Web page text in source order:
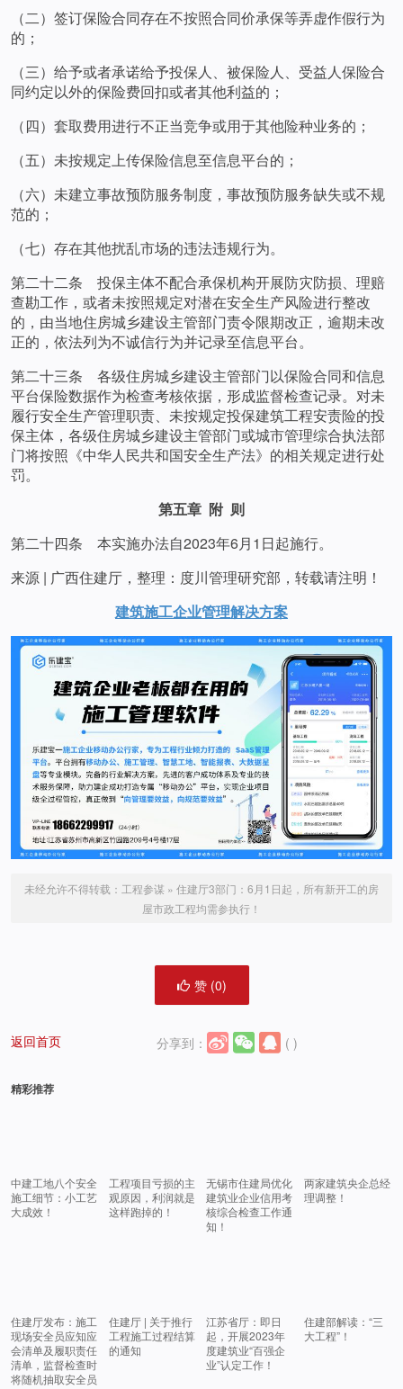
（二）签订保险合同存在不按照合同价承保等弄虚作假行为
的；
（三）给予或者承诺给予投保人、被保险人、受益人保险合
同约定以外的保险费回扣或者其他利益的；
（四）套取费用进行不正当竞争或用于其他险种业务的；
（五）未按规定上传保险信息至信息平台的；
（六）未建立事故预防服务制度，事故预防服务缺失或不规
范的；
（七）存在其他扰乱市场的违法违规行为。
第二十二条 投保主体不配合承保机构开展防灾防损、理赔
查勘工作，或者未按照规定对潜在安全生产风险进行整改
的，由当地住房城乡建设主管部门责令限期改正，逾期未改
正的，依法列为不诚信行为并记录至信息平台。
第二十三条 各级住房城乡建设主管部门以保险合同和信息
平台保险数据作为检查考核依据，形成监督检查记录。对未
履行安全生产管理职责、未按规定投保建筑工程安责险的投
保主体，各级住房城乡建设主管部门或城市管理综合执法部
门将按照《中华人民共和国安全生产法》的相关规定进行处
罚。
第五章 附 则
第二十四条 本实施办法自2023年6月1日起施行。
来源 | 广西住建厅，整理：度川管理研究部，转载请注明！
建筑施工企业管理解决方案
未经允许不得转载： 工程参谋 » 住建厅3部门：6月1日起，所有新开工的房
屋市政工程均需参执行！
赞 (0)
返回首页 分享到： ( )
精彩推荐
中建工地八个安全
施工细节：小工艺
大成效！
工程项目亏损的主
观原因，利润就是
这样跑掉的！
无锡市住建局优化
建筑业企业信用考
核综合检查工作通
知！
两家建筑央企总经
理调整！
住建厅发布：施工
现场安全员应知应
会清单及履职责任
清单，监督检查时
将随机抽取安全员
住建厅 | 关于推行
工程施工过程结算
的通知
江苏省厅：即日
起，开展2023年
度建筑业“百强企
业”认定工作！
住建部解读：“三
大工程”！